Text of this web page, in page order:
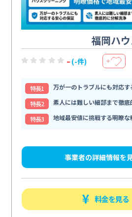
福岡ハ
- (-件) ＋
特⻑1
万が一のトラブルにも対応す
特⻑2
素人には難しい細部まで徹底
特⻑3
地域最安値に挑戦する明瞭な
事業者の詳細情報を
料金を見る